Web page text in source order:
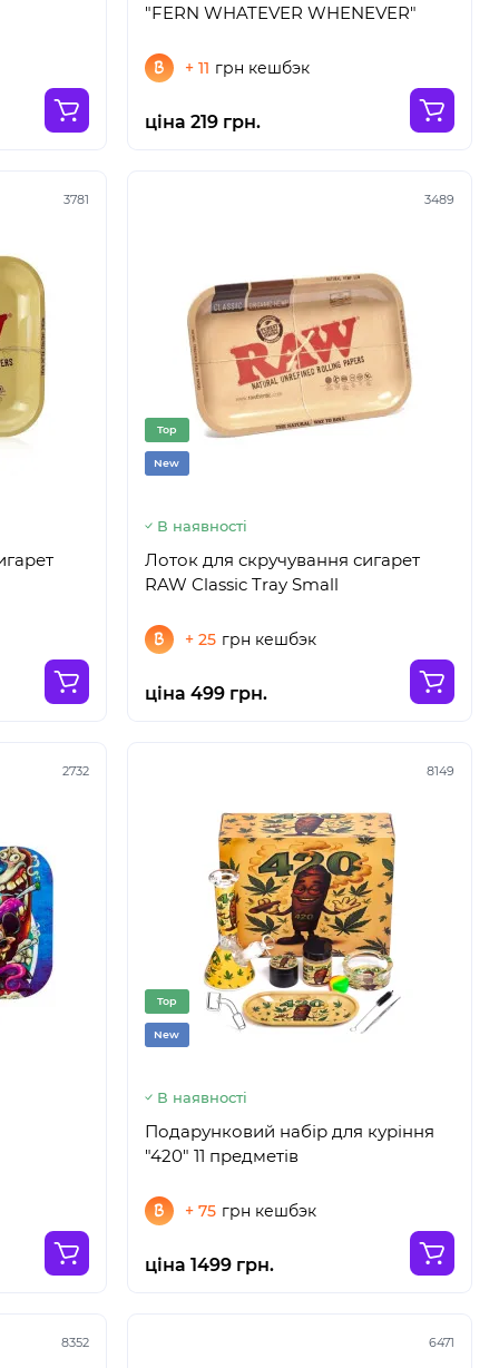
"FERN WHATEVER WHENEVER"
+ 11 грн кешбэк
ціна 219 грн.
3781 3489
Top
New
В наявності
Лоток для скручування сигарет
RAW Classic Tray Small
+ 25 грн кешбэк
ціна 499 грн.
2732 8149
Top
New
В наявності
Подарунковий набір для куріння
"420" 11 предметів
+ 75 грн кешбэк
ціна 1499 грн.
8352 6471